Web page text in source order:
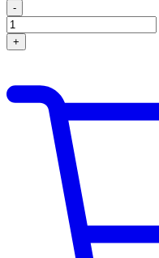
-
+